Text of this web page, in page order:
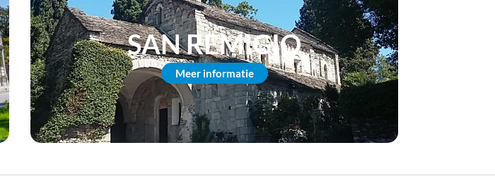
SAN REMIGIO
Meer informatie